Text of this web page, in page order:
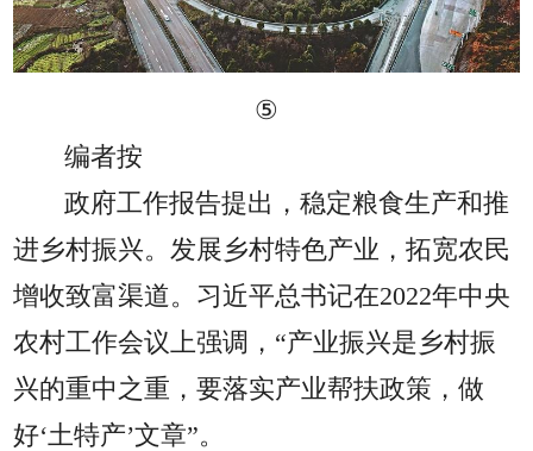
⑤
编者按
政府工作报告提出，稳定粮食生产和推
进乡村振兴。发展乡村特色产业，拓宽农民
增收致富渠道。习近平总书记在2022年中央
农村工作会议上强调，“产业振兴是乡村振
兴的重中之重，要落实产业帮扶政策，做
好‘土特产’文章”。